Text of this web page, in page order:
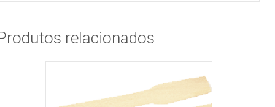
relacionados